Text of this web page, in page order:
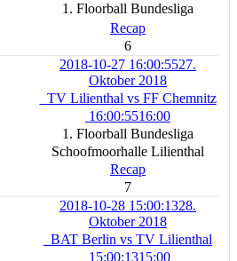
1. Floorball Bundesliga
Recap
6
2018-10-27 16:00:5527.
Oktober 2018
TV Lilienthal vs FF Chemnitz
16:00:5516:00
1. Floorball Bundesliga
Schoofmoorhalle Lilienthal
Recap
7
2018-10-28 15:00:1328.
Oktober 2018
BAT Berlin vs TV Lilienthal
15:00:1315:00